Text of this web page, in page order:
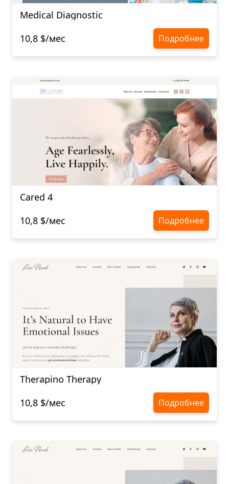
Medical Diagnostic
10,8 $/мес
Подробнее
Cared 4
10,8 $/мес
Подробнее
Therapino Therapy
10,8 $/мес
Подробнее